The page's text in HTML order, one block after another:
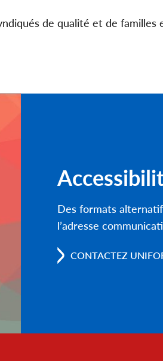
de qualité et de familles
Des formats
l’adresse
CONTACTEZ